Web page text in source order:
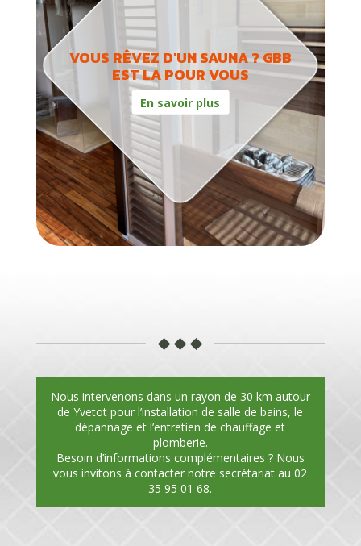
VOUS RÊVEZ D'UN SAUNA ? GBB
EST LA POUR VOUS
En savoir plus
Nous intervenons dans un rayon de 30 km autour
de Yvetot pour l’installation de salle de bains, le
dépannage et l’entretien de chauffage et
plomberie.
Besoin d’informations complémentaires ? Nous
vous invitons à contacter notre secrétariat au 02
35 95 01 68.